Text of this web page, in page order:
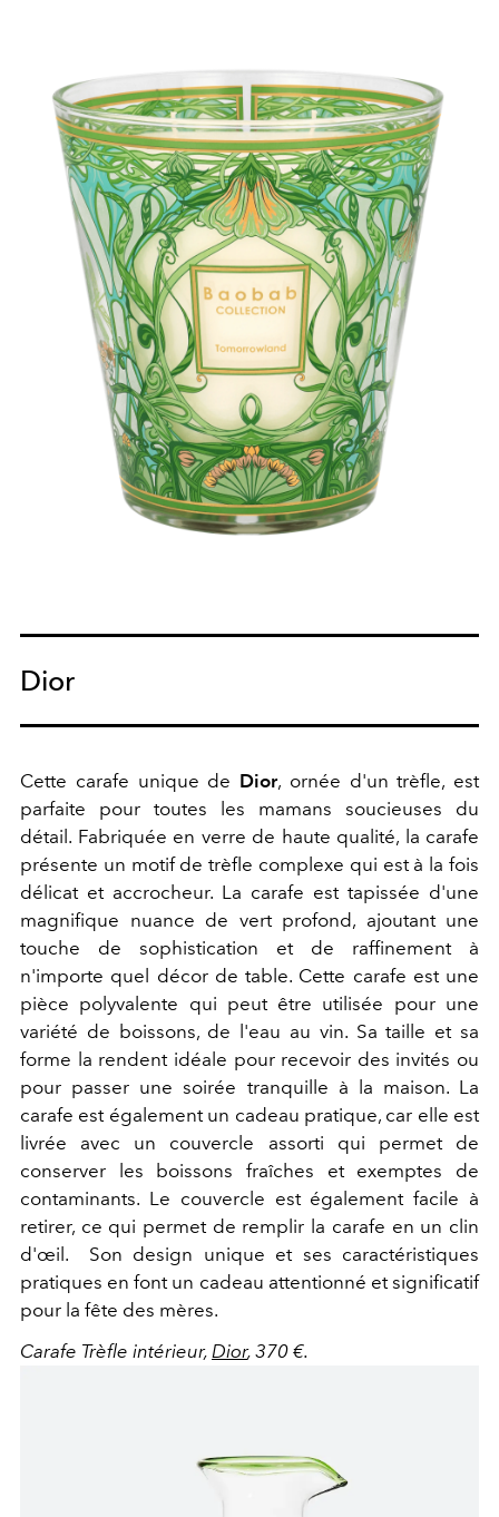
Dior
Cette carafe unique de Dior, ornée d'un trèfle, est
parfaite pour toutes les mamans soucieuses du
détail. Fabriquée en verre de haute qualité, la carafe
présente un motif de trèfle complexe qui est à la fois
délicat et accrocheur. La carafe est tapissée d'une
magnifique nuance de vert profond, ajoutant une
touche de sophistication et de raffinement à
n'importe quel décor de table. Cette carafe est une
pièce polyvalente qui peut être utilisée pour une
variété de boissons, de l'eau au vin. Sa taille et sa
forme la rendent idéale pour recevoir des invités ou
pour passer une soirée tranquille à la maison. La
carafe est également un cadeau pratique, car elle est
livrée avec un couvercle assorti qui permet de
conserver les boissons fraîches et exemptes de
contaminants. Le couvercle est également facile à
retirer, ce qui permet de remplir la carafe en un clin
d'œil. Son design unique et ses caractéristiques
pratiques en font un cadeau attentionné et significatif
pour la fête des mères.
Carafe Trèfle intérieur, Dior, 370 €.